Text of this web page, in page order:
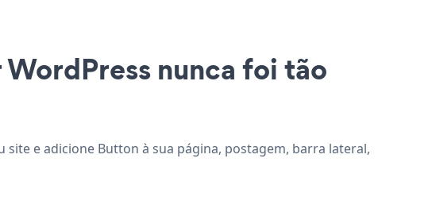
nunca foi tão
e adicione Button à sua página, postagem, barra lateral,